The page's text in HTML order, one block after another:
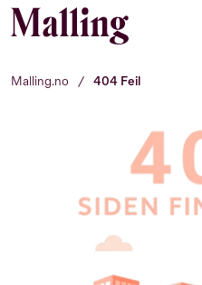
Hopp til innhold
Malling.no / 404 Feil